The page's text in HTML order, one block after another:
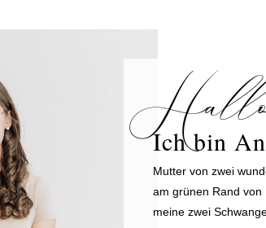
Ich bin
Mutter von zwei
am grünen Rand von
meine zwei